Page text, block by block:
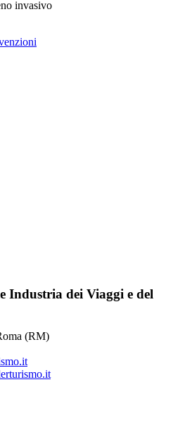
invasivo
Industria dei Viaggi e del
(RM)